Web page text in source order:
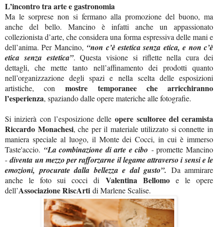
L’incontro tra arte e gastronomia
Ma le sorprese non si fermano alla promozione del buono, ma
anche del bello. Mancino è infatti anche un appassionato
collezionista d’arte, che considera una forma espressiva delle mani e
dell’anima. Per Mancino, “non c’è estetica senza etica, e non c’è
etica senza estetica”. Questa visione si riflette nella cura dei
dettagli, che mette tanto nell’affinamento dei prodotti quanto
nell’organizzazione degli spazi e nella scelta delle esposizioni
artistiche, conmostre temporanee che arricchiranno
l’esperienza, spaziando dalle opere materiche alle fotografie.
Si inizierà con l’esposizione delleopere scultoree del ceramista
Riccardo Monachesi, che per il materiale utilizzato si connette in
maniera speciale al luogo, il Monte dei Cocci, in cui è immerso
Taste'accio. “La combinazione di arte e cibo - promette Mancino
-diventa un mezzo per rafforzarne il legame attraverso i sensi e le
emozioni, procurate dalla bellezza e dal gusto”. Da ammirare
anche le foto sui cocci di Valentina Bellomoe le opere
dell’Associazione RiscArti di Marlene Scalise.